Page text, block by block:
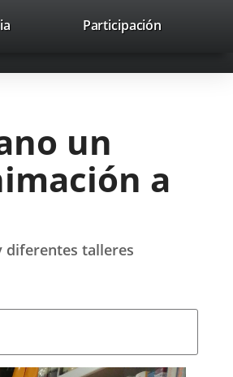
Recherche Participación
un
a
diferentes talleres